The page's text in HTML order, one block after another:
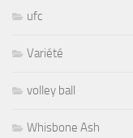
ufc
Variété
volley ball
Whisbone Ash